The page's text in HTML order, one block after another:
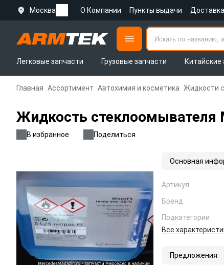
Москва О Компании Пункты выдачи Доставка
Легковые запчасти
Грузовые запчасти Китайские
Главная Ассортимент Автохимия и косметика Жидкости
Жидкость стеклоомывателя
В избранное Поделиться
Основная
Артикул
Бренд
Подкатегории
Все
Предложения